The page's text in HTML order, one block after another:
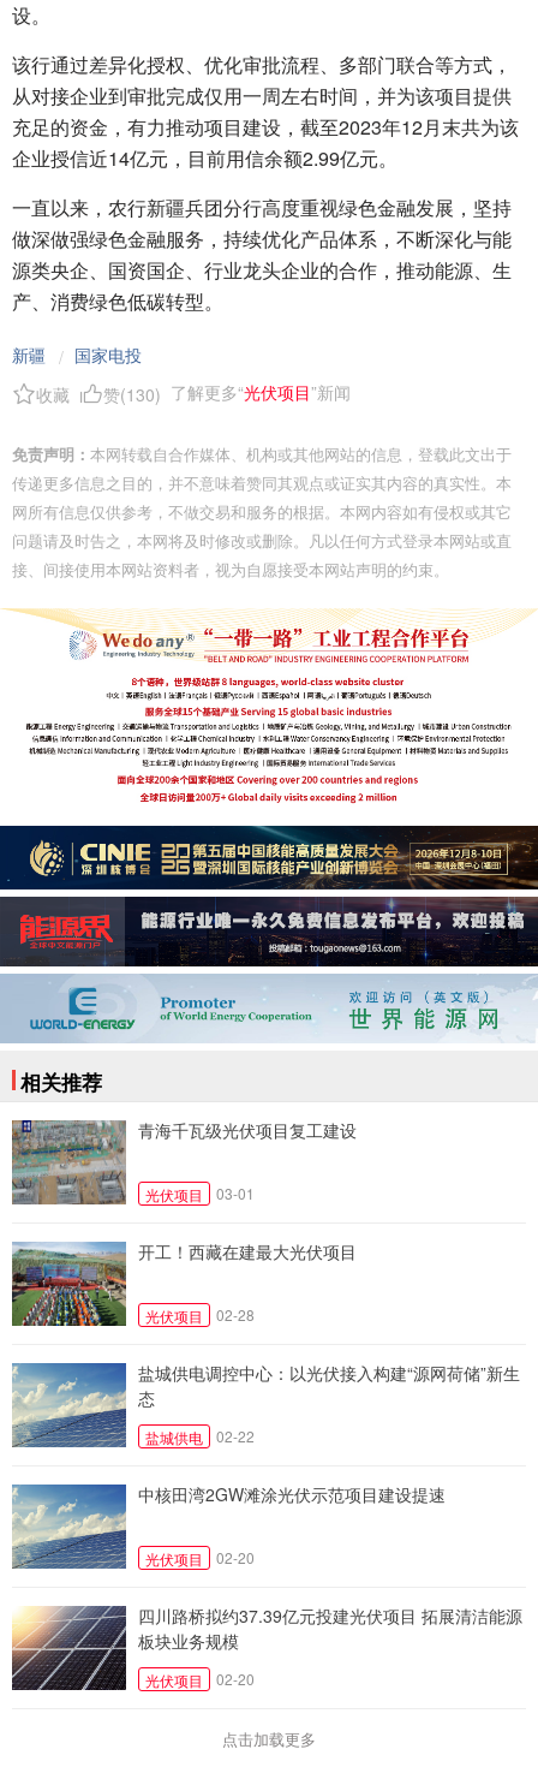
设。
该行通过差异化授权、优化审批流程、多部门联合等方式，
从对接企业到审批完成仅用一周左右时间，并为该项目提供
充足的资金，有力推动项目建设，截至2023年12月末共为该
企业授信近14亿元，目前用信余额2.99亿元。
一直以来，农行新疆兵团分行高度重视绿色金融发展，坚持
做深做强绿色金融服务，持续优化产品体系，不断深化与能
源类央企、国资国企、行业龙头企业的合作，推动能源、生
产、消费绿色低碳转型。
新疆 / 国家电投
收藏
赞(130) 了解更多“光伏项目”新闻
免责声明： 本网转载自合作媒体、机构或其他网站的信息，登载此文出于
传递更多信息之目的，并不意味着赞同其观点或证实其内容的真实性。本
网所有信息仅供参考，不做交易和服务的根据。本网内容如有侵权或其它
问题请及时告之，本网将及时修改或删除。凡以任何方式登录本网站或直
接、间接使用本网站资料者，视为自愿接受本网站声明的约束。
相关推荐
青海千瓦级光伏项目复工建设
光伏项目 03-01
开工！西藏在建最大光伏项目
光伏项目 02-28
盐城供电调控中心：以光伏接入构建“源网荷储”新生
态
盐城供电 02-22
中核田湾2GW滩涂光伏示范项目建设提速
光伏项目 02-20
四川路桥拟约37.39亿元投建光伏项目 拓展清洁能源
板块业务规模
光伏项目 02-20
点击加载更多